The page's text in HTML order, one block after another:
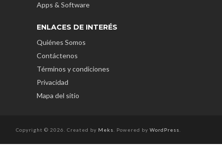
Apps & Software
ENLACES DE INTERÉS
Quiénes Somos
Contáctenos
Términos y condiciones
Privacidad
Mapa del sitio
Copyright © 2026. Created by Meks . Powered by WordPress